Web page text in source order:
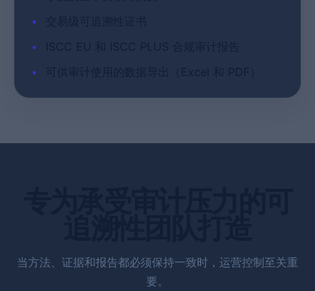
•
•
•
当方法、证据和报告都必须保持一致时，运营控制至关重
要。